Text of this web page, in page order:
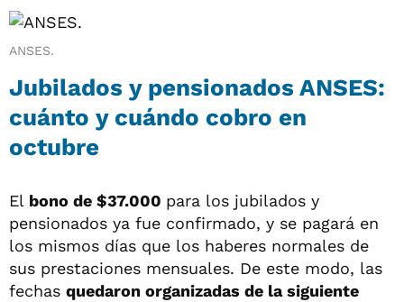
ANSES.
Jubilados y pensionados ANSES:
cuánto y cuándo cobro en
octubre
El bono de $37.000 para los jubilados y
pensionados ya fue confirmado, y se pagará en
los mismos días que los haberes normales de
sus prestaciones mensuales. De este modo, las
fechas quedaron organizadas de la siguiente